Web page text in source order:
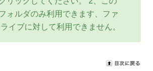
ォルダのみ利用できます、ファ
イブに対して利用できません。